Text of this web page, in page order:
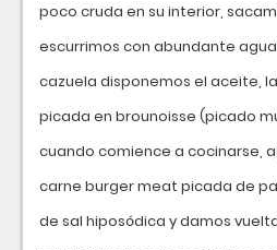
poco cruda en su interior,
escurrimos con abundante
cazuela disponemos el aceite,
picada en brounoisse (picado
cuando comience a cocinarse,
carne burger meat picada de
de sal hiposódica y damos